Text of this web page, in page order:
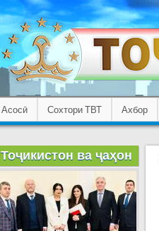
Асосӣ Сохтори ТВТ Ахбор
Тоҷикистон ва ҷаҳон